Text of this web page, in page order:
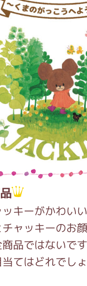
キーがかわい
ャッキーのお
品ではないで
てはどれでし
！
ょくいんしつ
庭科部